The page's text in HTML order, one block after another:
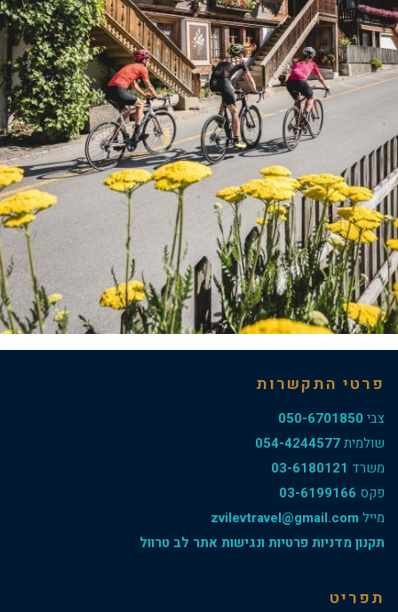
פרטי התקשרות
צבי 050-6701850
שולמית054-4244577
משרד 03-6180121
פקס 03-6199166
מייל zvilevtravel@gmail.com
תקנון מדניות פרטיות ונגישות אתר לב טרוול
תפריט